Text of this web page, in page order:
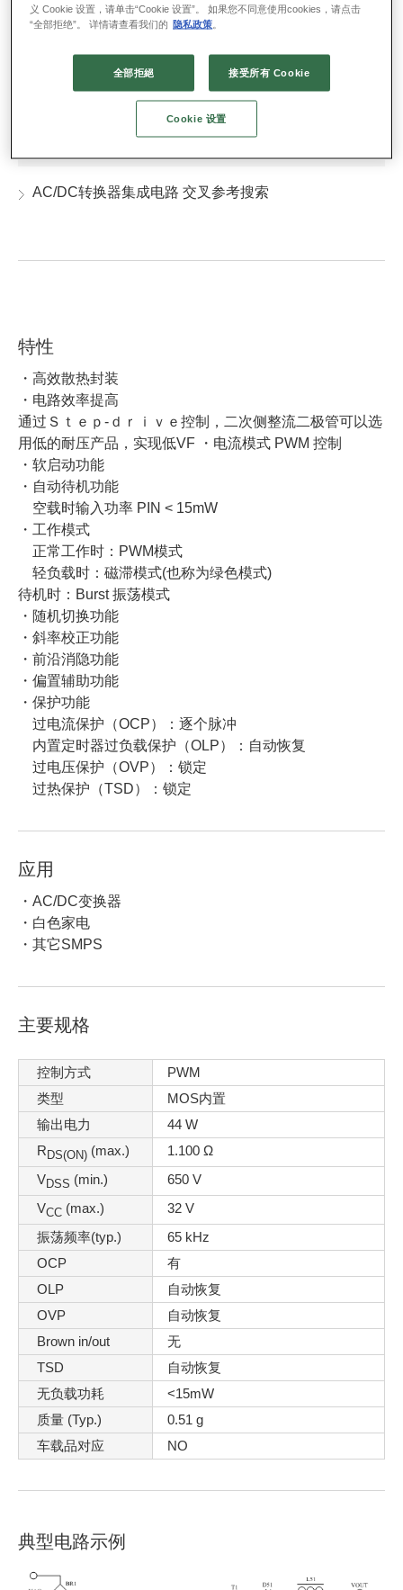
【产品选择指南】电源管理集成电路
AC/DC转换器集成电路 交叉参考搜索
特性
・高效散热封装
・电路效率提高
通过Ｓｔｅｐ‐ｄｒｉｖｅ控制，二次侧整流二极管可以选
用低的耐压产品，实现低VF ・电流模式 PWM 控制
・软启动功能
・自动待机功能
空载时输入功率 PIN < 15mW
・工作模式
正常工作时：PWM模式
轻负载时：磁滞模式(也称为绿色模式)
待机时：Burst 振荡模式
・随机切换功能
・斜率校正功能
・前沿消隐功能
・偏置辅助功能
・保护功能
过电流保护（OCP）：逐个脉冲
内置定时器过负载保护（OLP）：自动恢复
过电压保护（OVP）：锁定
过热保护（TSD）：锁定
应用
・AC/DC变换器
・白色家电
・其它SMPS
主要规格
控制方式
PWM
类型
MOS内置
输出电力
44 W
R DS(ON) (max.)
1.100 Ω
VDSS (min.)
650 V
VCC (max.)
32 V
振荡频率(typ.)
65 kHz
OCP
有
OLP
自动恢复
OVP
自动恢复
Brown in/out
无
TSD
自动恢复
无负载功耗
<15mW
质量 (Typ.)
0.51 g
车载品对应
NO
典型电路示例
义 Cookie 设置，请单击“Cookie 设置”。 如果您不同意使用cookies，请点击
“全部拒绝”。 详情请查看我们的 隐私政策
全部拒絕 接受所有 Cookie
Cookie 设置